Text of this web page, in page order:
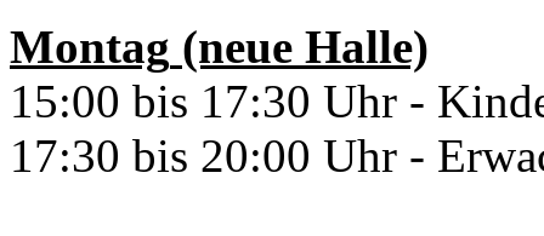
Montag (neue Halle)
15:00 bis 17:30 Uhr -
17:30 bis 20:00 Uhr -